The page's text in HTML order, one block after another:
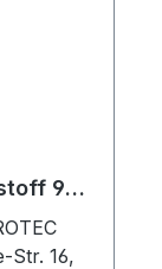
90
Str. 16,